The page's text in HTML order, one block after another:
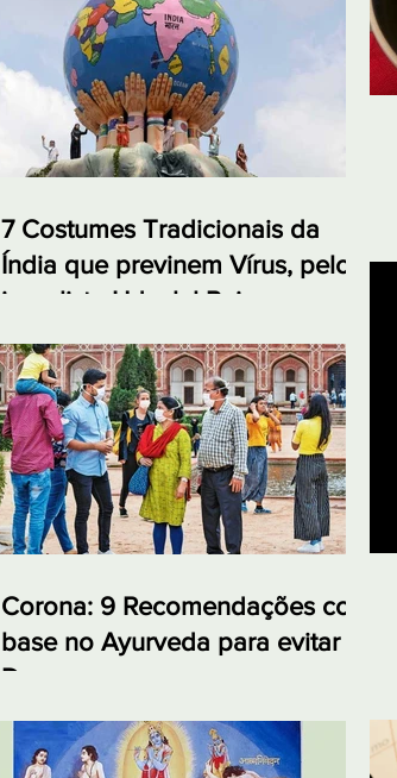
7 Costumes Tradicionais da
Índia que previnem Vírus, pelo
jornalista Udaylal Pai
Corona: 9 Recomendações com
base no Ayurveda para evitar a
Doença